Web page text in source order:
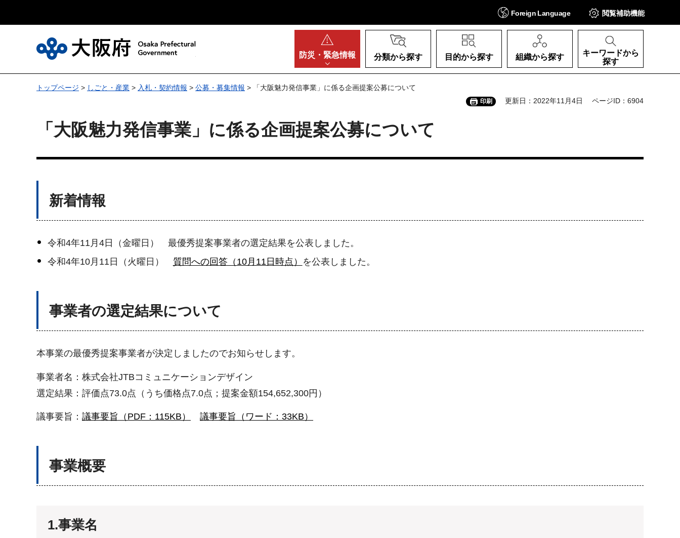
Foreign Language 閲覧補助機能
防災・ 緊急情報 分類から探す 目的から探す 組織から探す
キーワードから
探す
トップページ > しごと・産業 > 入札・契約情報 > 公募・募集情報 > 「大阪魅力発信事業」に係る企画提案公募について
印刷 更新日：2022年11月4日 ページID：6904
「大阪魅力発信事業」に係る企画提案公募について
新着情報
令和4年11月4日（金曜日） 最優秀提案事業者の選定結果を公表しました。
令和4年10月11日（火曜日） 質問への回答（10月11日時点） を公表しました。
事業者の選定結果について
本事業の最優秀提案事業者が決定しましたのでお知らせします。
事業者名：株式会社JTBコミュニケーションデザイン
選定結果：評価点73.0点（うち価格点7.0点；提案金額154,652,300円）
議事要旨： 議事要旨（PDF：115KB） 議事要旨（ワード：33KB）
事業概要
1.事業名